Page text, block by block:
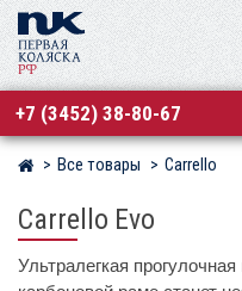
+7 (3452) 38-80-67
Магазин детских колясок
Все товары Carrello
Carrello Evo
Ультралегкая